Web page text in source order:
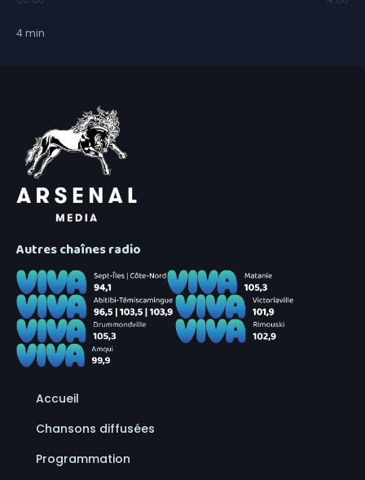
4 min
Autres chaînes radio
Accueil
Chansons diffusées
Programmation